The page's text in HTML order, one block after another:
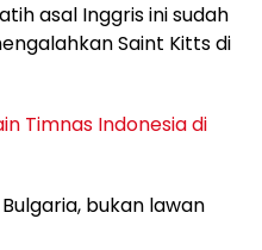
asal Inggris ini sudah
Saint Kitts di
Timnas Indonesia di
bukan lawan